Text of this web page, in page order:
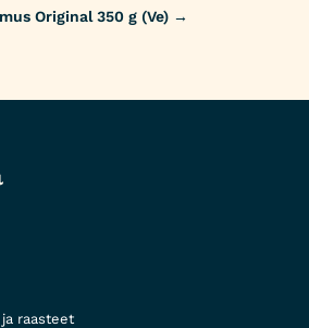
Original 350 g (Ve) →
raasteet